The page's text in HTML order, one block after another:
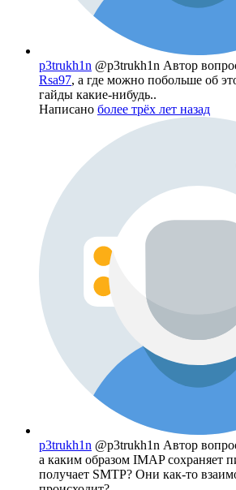
p3trukh1n @p3trukh1n Автор
Rsa97, а где можно побольше об
гайды какие-нибудь..
Написано более трёх лет назад
p3trukh1n @p3trukh1n Автор
а каким образом IMAP сохраняет
получает SMTP? Они как-то